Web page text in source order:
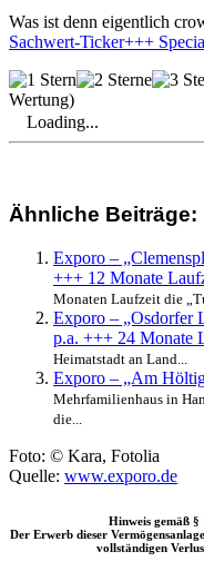
Was ist denn eigentlich
Sachwert-Ticker+++
Wertung)
Loading...
Ähnliche Beiträge:
Exporo –
+++ 12 Monate
Monaten Laufzeit die
Exporo – „Osdorfer
p.a. +++ 24 Monate
Heimatstadt an Land...
Exporo – „Am
Mehrfamilienhaus in
die...
Foto: © Kara, Fotolia
Quelle: www.exporo.de
Hinweis gemäß §
Der Erwerb dieser
vollständigen